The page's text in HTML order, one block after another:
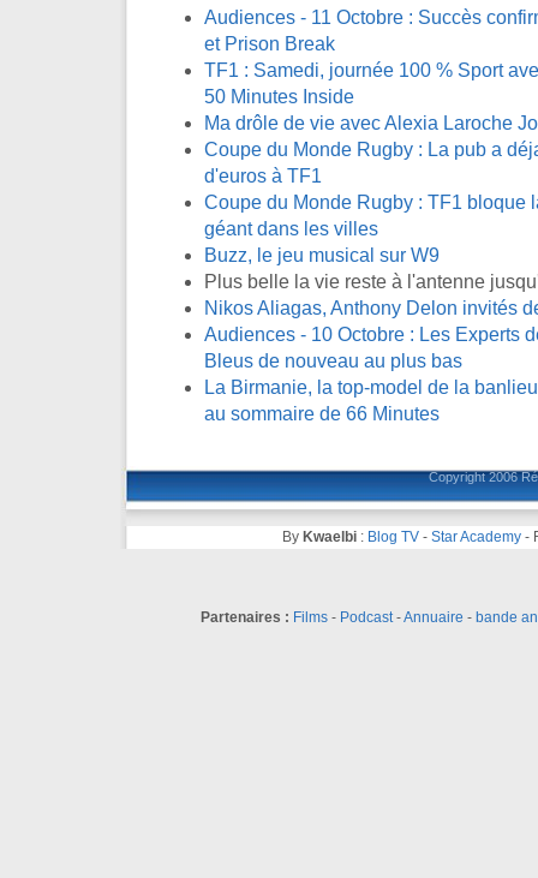
Audiences - 11 Octobre : Succès
et Prison Break
TF1 : Samedi, journée 100 % Sport
50 Minutes Inside
Ma drôle de vie avec Alexia Laroche
Coupe du Monde Rugby : La pub a
d'euros à TF1
Coupe du Monde Rugby : TF1 bloque
géant dans les villes
Buzz, le jeu musical sur W9
Plus belle la vie reste à l'antenne
Nikos Aliagas, Anthony Delon invités
Audiences - 10 Octobre : Les Experts
Bleus de nouveau au plus bas
La Birmanie, la top-model de la
au sommaire de 66 Minutes
Copyright 2006
By Kwaelbi: Blog TV- Star Academy-
Partenaires : Films- Podcast-Annuaire - bande